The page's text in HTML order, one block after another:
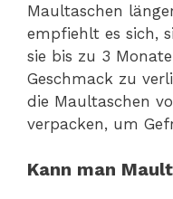
Maultaschen
empfiehlt es sich,
sie bis zu 3
Geschmack zu
die Maultaschen
verpacken, um
Kann man